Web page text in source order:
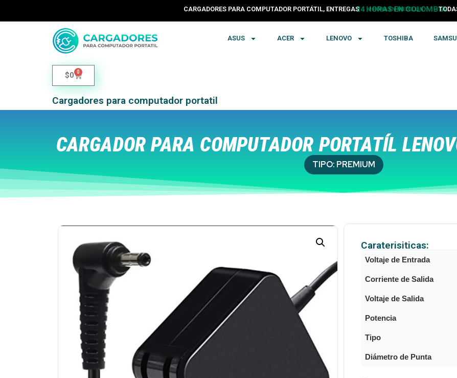
CARGADORES PARA COMPUTADOR PORTÁTIL, ENTREGAS 24 HORAS EN COLOMBIA
ASUS ACER LENOVO TOSHIBA
$0 0
Cargadores para computador portatil
CARGADOR PARA COMPUTADOR PORTATÍL
TIPO: PREMIUM
Caraterisiticas:
Voltaje de Entrada
Corriente de Salida
Voltaje de Salida
Potencia
Tipo
Diámetro de Punta